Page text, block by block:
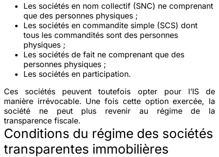
Les sociétés en nom collectif (SNC) ne comprenant
que des personnes physiques ;
Les sociétés en commandite simple (SCS) dont
tous les commandités sont des personnes
physiques ;
Les sociétés de fait ne comprenant que des
personnes physiques ;
Les sociétés en participation.
Ces sociétés peuvent toutefois opter pour l’IS de
manière irrévocable. Une fois cette option exercée, la
société ne peut plus revenir au régime de la
transparence fiscale.
Conditions du régime des sociétés
transparentes immobilières